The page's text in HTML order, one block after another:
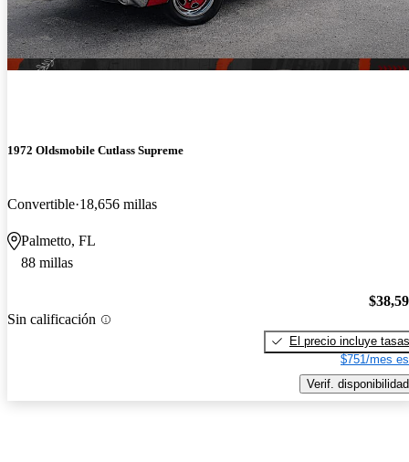
1972 Oldsmobile Cutlass Supreme
Convertible 18,656 millas
Palmetto, FL
88 millas
Sin calificación
El precio incluye tasas
$751/mes
Verif. disponibilidad